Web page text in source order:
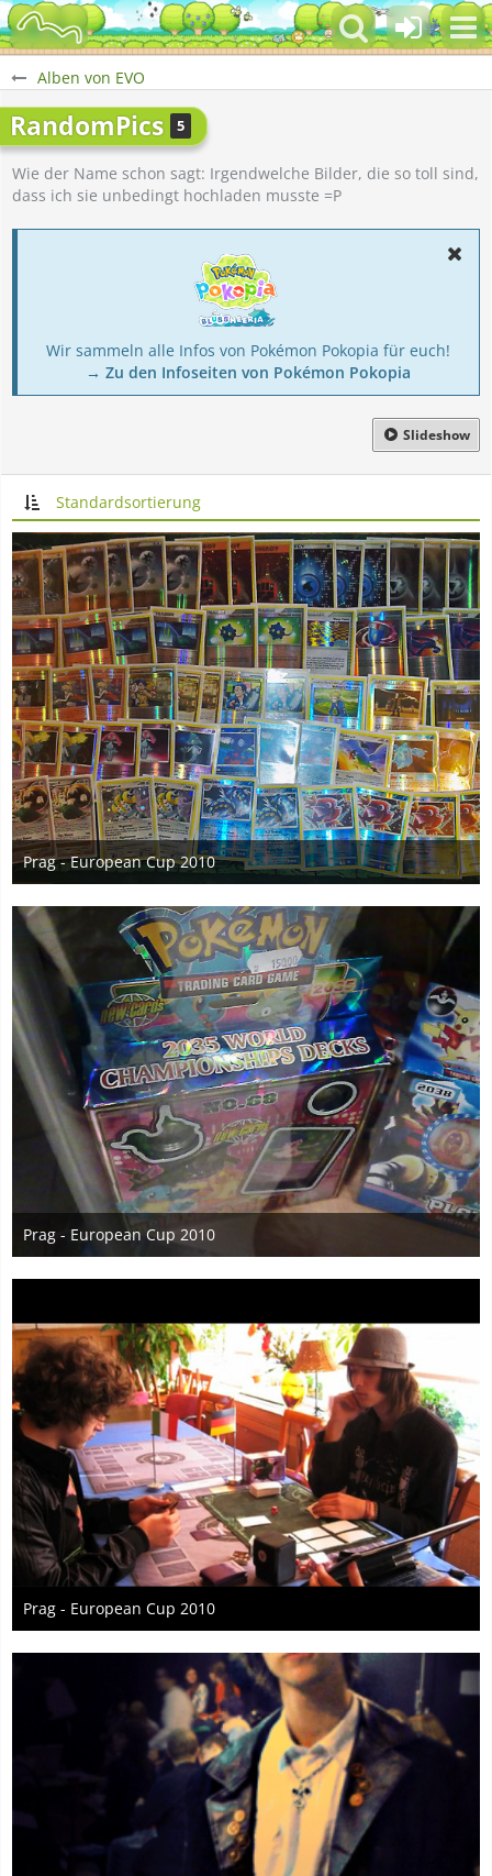
Alben von EVO
RandomPics 5
Wie der Name schon sagt: Irgendwelche Bilder, die so toll sind,
dass ich sie unbedingt hochladen musste =P
Wir sammeln alle Infos von Pokémon Pokopia für euch!
→ Zu den Infoseiten von Pokémon Pokopia
Slideshow
Standardsortierung
Prag - European Cup 2010
6. November 2010
Prag - European Cup 2010
6. November 2010
1
Prag - European Cup 2010
6. November 2010